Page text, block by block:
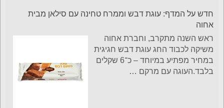
חדש על המדף: עוגת דבש וממרח טחינה עם סילאן מבית
אחוה
ראש השנה מתקרב, וחברת אחוה
משיקה לכבוד החג עוגת דבש חגיגית
במחיר מפתיע במיוחד – כ־6 שקלים
בלבד.העוגה עם מרקם …